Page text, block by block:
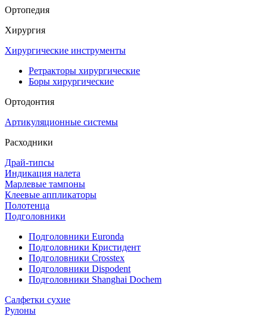
Ортопедия
Хирургия
Хирургические инструменты
Ретракторы хирургические
Боры хирургические
Ортодонтия
Артикуляционные системы
Расходники
Драй-типсы
Индикация налета
Марлевые тампоны
Клеевые аппликаторы
Полотенца
Подголовники
Подголовники Euronda
Подголовники Кристидент
Подголовники Crosstex
Подголовники Dispodent
Подголовники Shanghai Dochem
Салфетки сухие
Рулоны